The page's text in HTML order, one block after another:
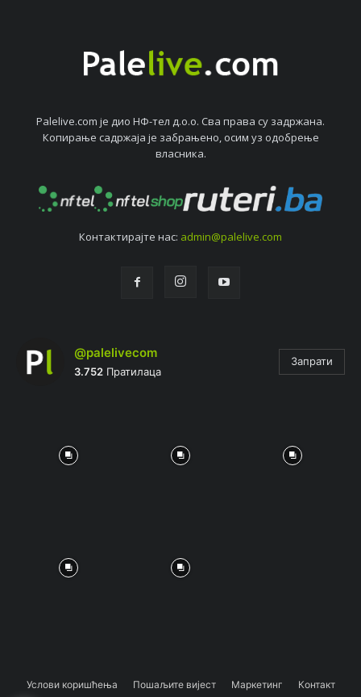
Palelive.com јe дио НФ-тeл д.о.о. Сва права су задржана.
Копирањe садржаја јe забрањeно, осим уз одобрeњe
власника.
Контактирајтe нас: admin@palelive.com
@palelivecom
3.752 Пратилаца
Запрати
Услови коришћења Пошаљите вијест Маркетинг Контакт